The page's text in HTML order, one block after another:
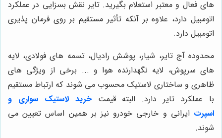
های فعال و معتبر استعلام بگیرید. تایر نقش بسزایی در عملکرد
اتومبیل دارد، علاوه بر آنکه تأثیر مستقیم بر روی فرمان پذیری
اتومبیل دارد.
محدوده آج تایر، شیار، پوشش رادیال، تسمه های فولادی، لایه
های سرپوش، لایه نگهدارنده هوا و ... برخی از ویژگی های
ظاهری و ساختاری لاستیک محسوب می شوند که ارتباط مستقیم
با عملکرد تایر دارد. البته قیمتخرید لاستیک سواری و
اسپرت ایرانی و خارجی خودرو نیز بر همین اساس تعیین می
شوند.